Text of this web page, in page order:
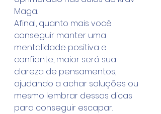
Maga.
Afinal, quanto mais você
conseguir manter uma
mentalidade positiva e
confiante, maior será sua
clareza de pensamentos,
ajudando a achar soluções ou
mesmo lembrar dessas dicas
para conseguir escapar.